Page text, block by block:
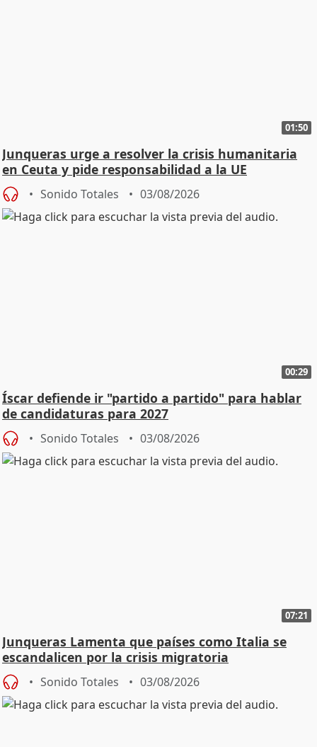
01:50
Junqueras urge a resolver la crisis humanitaria
en Ceuta y pide responsabilidad a la UE
Sonido Totales 03/08/2026
00:29
Íscar defiende ir "partido a partido" para hablar
de candidaturas para 2027
Sonido Totales 03/08/2026
07:21
Junqueras Lamenta que países como Italia se
escandalicen por la crisis migratoria
Sonido Totales 03/08/2026